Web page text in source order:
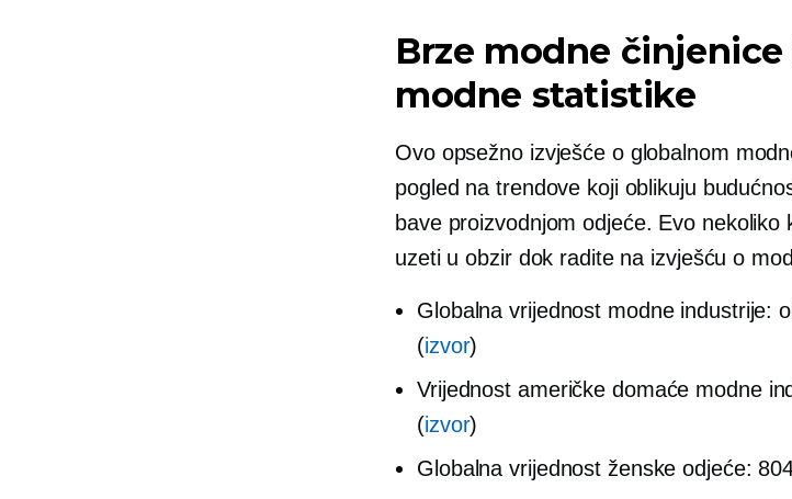
Brze modne
modne statistike
Ovo opsežno izvješće o globalnom
pogled na trendove koji oblikuju
bave proizvodnjom odjeće. Evo
uzeti u obzir dok radite na izvješću o
Globalna vrijednost modne industrije:
(izvor)
Vrijednost američke domaće modne
(izvor)
Globalna vrijednost ženske odjeće: